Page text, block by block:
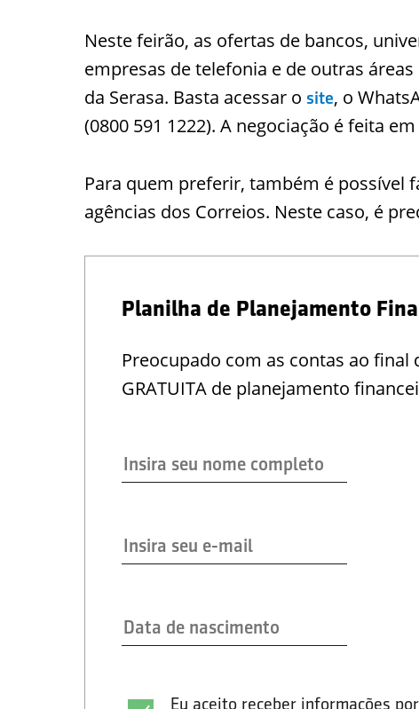
Neste feirão, as ofertas de bancos,
empresas de telefonia e de outras
da Serasa. Basta acessar o site, o
(0800 591 1222). A negociação é feita
Para quem preferir, também é possível
agências dos Correios. Neste caso, é
Planilha de Planejamento
Preocupado com as contas ao final
GRATUITA de planejamento
Eu aceito receber informações por